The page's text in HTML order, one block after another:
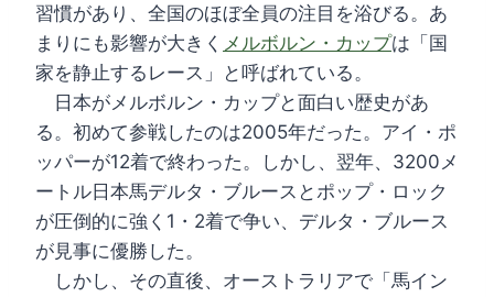
習慣があり、全国のほぼ全員の注目を浴びる。あ
まりにも影響が大きく メルボルン・カップは「国
家を静止するレース」と呼ばれている。
日本がメルボルン・カップと面白い歴史があ
る。初めて参戦したのは2005年だった。アイ・ポ
ッパーが12着で終わった。しかし、翌年、3200メ
ートル日本馬デルタ・ブルースとポップ・ロック
が圧倒的に強く1・2着で争い、デルタ・ブルース
が見事に優勝した。
しかし、その直後、オーストラリアで「馬イン